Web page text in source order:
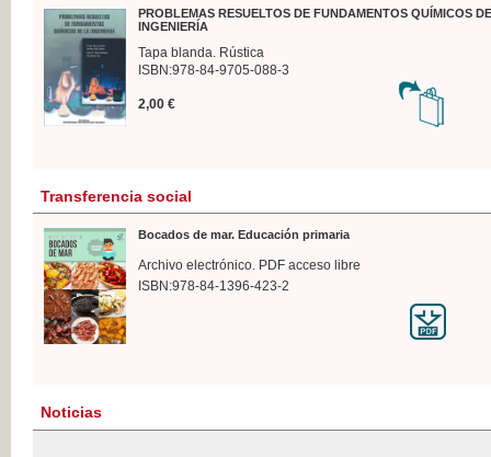
PROBLEMAS RESUELTOS DE FUNDAMENTOS QUÍMICOS
INGENIERÍA
Tapa blanda. Rústica
ISBN:978-84-9705-088-3
2,00 €
Transferencia social
Bocados de mar. Educación primaria
Archivo electrónico. PDF acceso libre
ISBN:978-84-1396-423-2
Noticias